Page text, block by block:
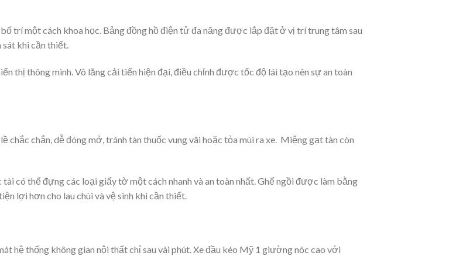
trí một cách khoa học. Bảng đồng hồ điện tử đa năng được lắp đặt ở vị trí trung tâm sau
sát khi cần thiết.
thị thông minh. Vô lăng cải tiến hiện đại, điều chỉnh được tốc độ lái tạo nên sự an toàn
chắc chắn, dễ đóng mở, tránh tàn thuốc vung vãi hoặc tỏa mùi ra xe. Miệng gạt tàn còn
có thể đựng các loại giấy tờ một cách nhanh và an toàn nhất. Ghế ngồi được làm bằng
lợi hơn cho lau chùi và vệ sinh khi cần thiết.
hệ thống không gian nội thất chỉ sau vài phút. Xe đầu kéo Mỹ 1 giường nóc cao với